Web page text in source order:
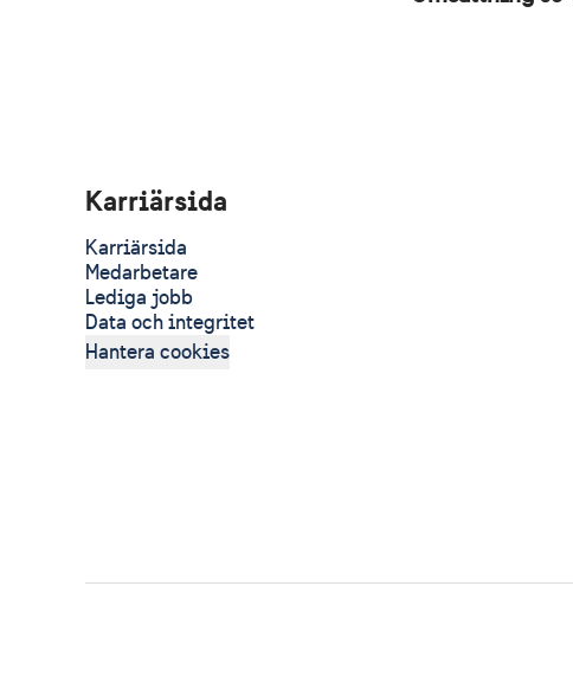
Karriärsida
Karriärsida
Medarbetare
Lediga jobb
Data och integritet
Hantera cookies